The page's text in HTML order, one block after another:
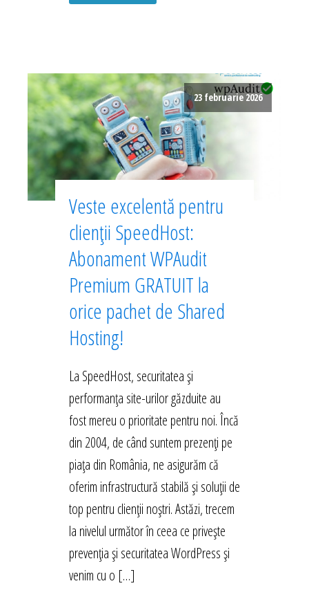
23 februarie 2026
Veste excelentă pentru
clienții SpeedHost:
Abonament WPAudit
Premium GRATUIT la
orice pachet de Shared
Hosting!
La SpeedHost, securitatea și
performanța site-urilor găzduite au
fost mereu o prioritate pentru noi. Încă
din 2004, de când suntem prezenți pe
piața din România, ne asigurăm că
oferim infrastructură stabilă și soluții de
top pentru clienții noștri. Astăzi, trecem
la nivelul următor în ceea ce privește
prevenția și securitatea WordPress și
venim cu o […]